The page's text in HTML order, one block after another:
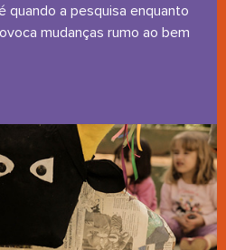
quando a pesquisa enquanto
mudanças rumo ao bem